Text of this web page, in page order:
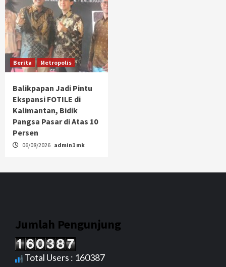
Berita Metropolis
Balikpapan Jadi Pintu
Ekspansi FOTILE di
Kalimantan, Bidik
Pangsa Pasar di Atas 10
Persen
06/08/2026 admin1 mk
Jumlah Pengunjung
Total Users : 160387